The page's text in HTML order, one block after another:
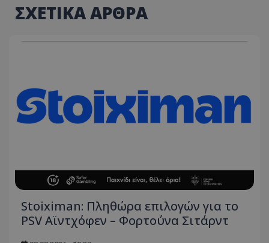
ΣΧΕΤΙΚΑ ΑΡΘΡΑ
Stoiximan: Πληθώρα επιλογών για το
PSV Αϊντχόφεν – Φορτούνα Σιτάρντ